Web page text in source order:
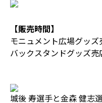
【販売時間】
モニュメント広場グッ
バックスタンドグッズ
城後 寿選手と金森 健志